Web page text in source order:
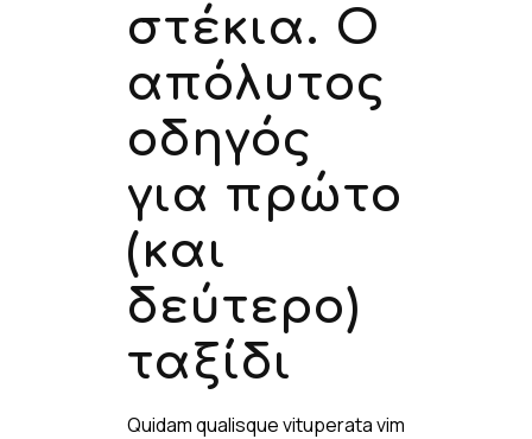
στέκια. Ο
απόλυτος
οδηγός
για πρώτο
(και
δεύτερο)
ταξίδι
Quidam qualisque vituperata vim